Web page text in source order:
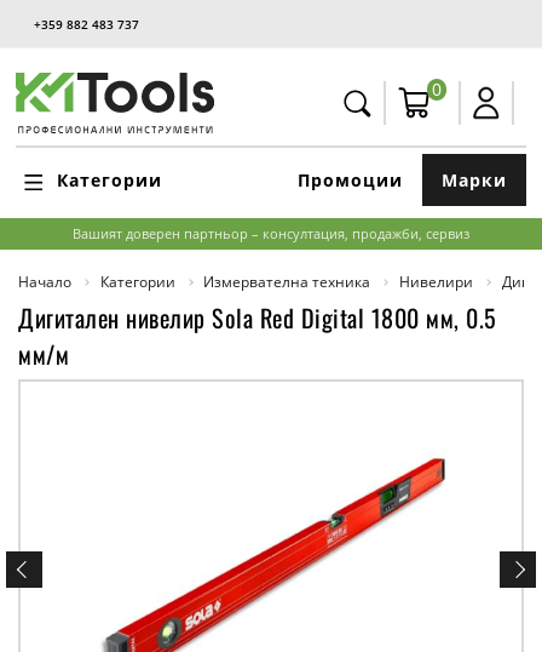
+359 882 483 737
0
Категории Марки
Промоции
Вашият доверен партньор – консултация, продажби, сервиз
Начало Категории Измервателна техника Нивелири
Дигитален нивелир Sola Red Digital 1800 мм, 0.5
мм/м